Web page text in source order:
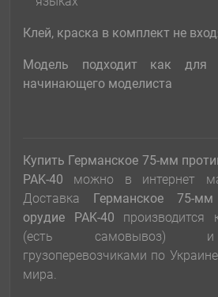
Клей, краска в комплект не
Модель подходит как для
начинающего моделиста
Купить Германское 75-мм
PAK-40 можно в интернет
Доставка Германское 75-мм
орудие PAK-40 производится
(есть самовывоз) и
грузоперевозчиками по
мира.